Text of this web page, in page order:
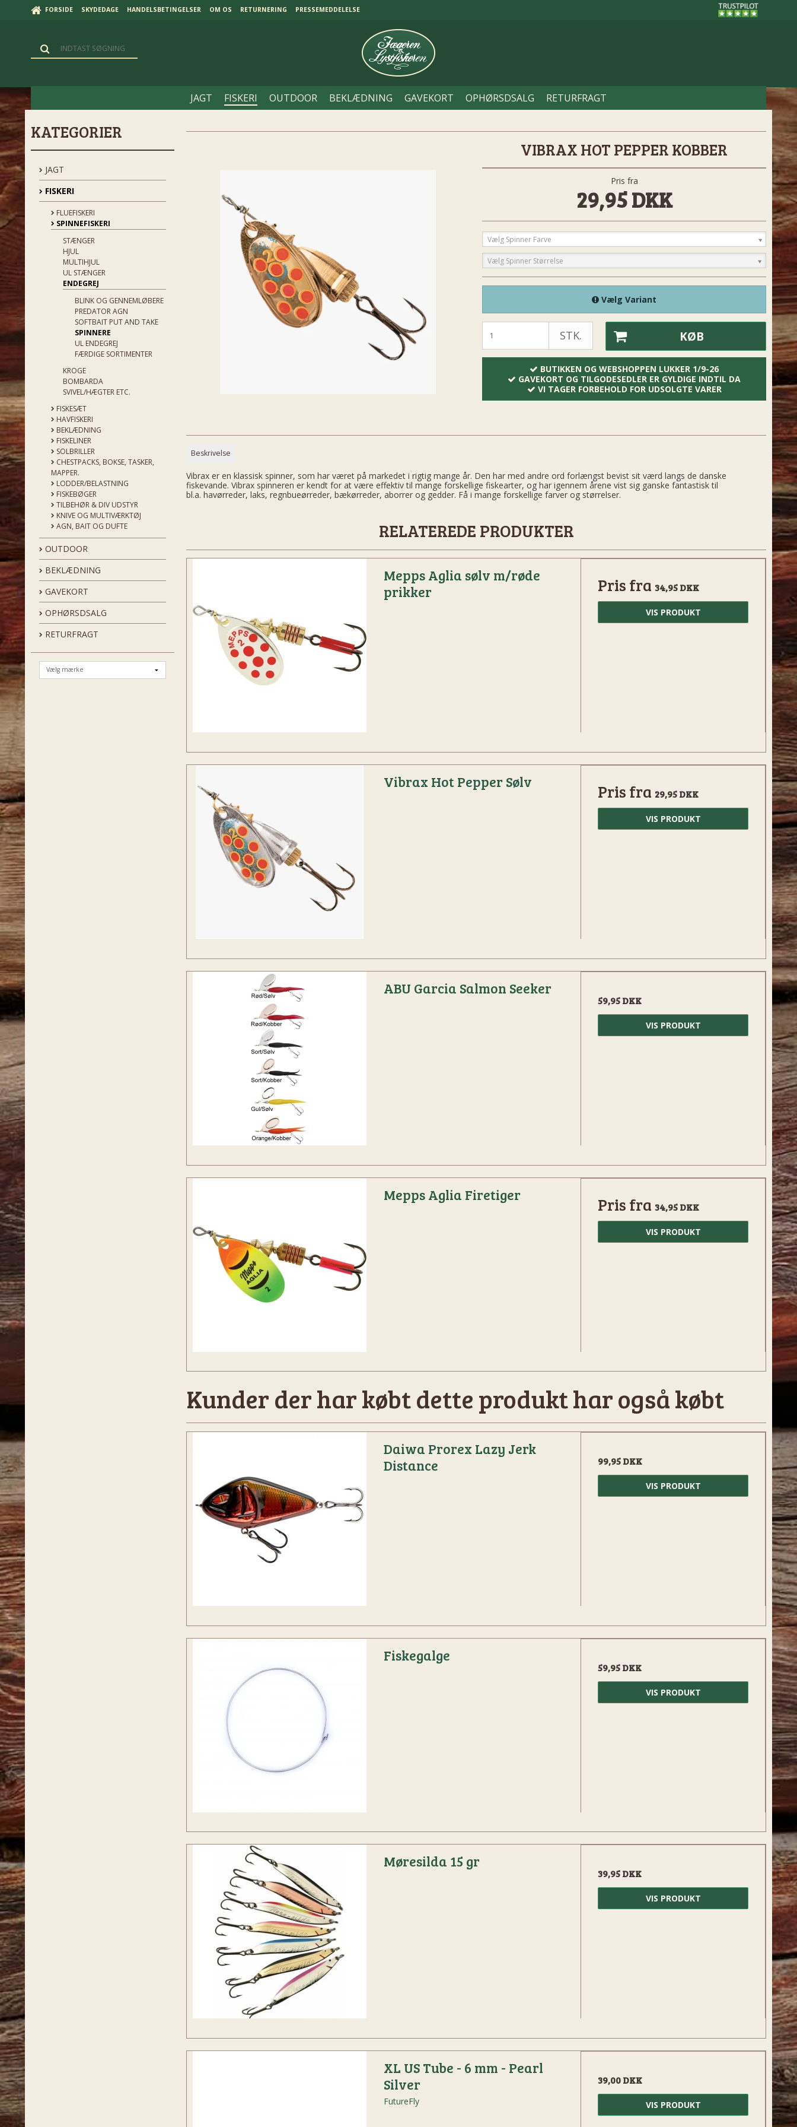
FORSIDE SKYDEDAGE HANDELSBETINGELSER OM OS RETURNERING PRESSEMEDDELELSE
JAGT FISKERI OUTDOOR BEKLÆDNING GAVEKORT OPHØRSDSALG RETURFRAGT
KATEGORIER
JAGT
FISKERI
FLUEFISKERI
SPINNEFISKERI
STÆNGER
HJUL
MULTIHJUL
UL STÆNGER
ENDEGREJ
BLINK OG GENNEMLØBERE
PREDATOR AGN
SOFTBAIT PUT AND TAKE
SPINNERE
UL ENDEGREJ
FÆRDIGE SORTIMENTER
KROGE
BOMBARDA
SVIVEL/HÆGTER ETC.
FISKESÆT
HAVFISKERI
BEKLÆDNING
FISKELINER
SOLBRILLER
CHESTPACKS, BOKSE, TASKER,
MAPPER.
LODDER/BELASTNING
FISKEBØGER
TILBEHØR & DIV UDSTYR
KNIVE OG MULTIVÆRKTØJ
AGN, BAIT OG DUFTE
OUTDOOR
BEKLÆDNING
GAVEKORT
OPHØRSDSALG
RETURFRAGT
VIBRAX HOT PEPPER KOBBER
Pris fra
29,95 DKK
Vælg Spinner Farve
Vælg Spinner Størrelse
Vælg Variant
STK. KØB
BUTIKKEN OG WEBSHOPPEN LUKKER 1/9-26
GAVEKORT OG TILGODESEDLER ER GYLDIGE INDTIL DA
VI TAGER FORBEHOLD FOR UDSOLGTE VARER
Beskrivelse
Vibrax er en klassisk spinner, som har været på markedet i rigtig mange år. Den har med andre ord forlængst bevist sit værd langs de danske
fiskevande. Vibrax spinneren er kendt for at være effektiv til mange forskellige fiskearter, og har igennem årene vist sig ganske fantastisk til
bl.a. havørreder, laks, regnbueørreder, bækørreder, aborrer og gedder. Få i mange forskellige farver og størrelser.
RELATEREDE PRODUKTER
Mepps Aglia sølv m/røde
prikker
Pris fra34,95 DKK
VIS PRODUKT
Vibrax Hot Pepper Sølv Pris fra 29,95 DKK
VIS PRODUKT
ABU Garcia Salmon Seeker
59,95 DKK
VIS PRODUKT
Mepps Aglia Firetiger Pris fra34,95 DKK
VIS PRODUKT
Kunder der har købt dette produkt har også købt
Daiwa Prorex Lazy Jerk
Distance
99,95 DKK
VIS PRODUKT
Fiskegalge
59,95 DKK
VIS PRODUKT
Møresilda 15 gr
39,95 DKK
VIS PRODUKT
XL US Tube - 6 mm - Pearl
Silver
FutureFly
39,00 DKK
VIS PRODUKT